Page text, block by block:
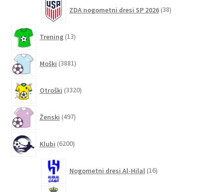
ZDA nogometni dresi SP 2026 38izdelkov
Trening 13izdelkov
Moški 3881izdelkov
Otroški 3320izdelkov
Ženski 497izdelkov
Klubi 6200izdelkov
Nogometni dresi Al-Hilal 16izdelkov